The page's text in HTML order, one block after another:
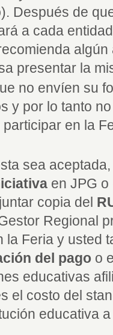
Después de
a cada
presentar la
no envíen su
y por lo tanto
en la
sea
en JPG
copia del
Regional
la Feria y usted
del pago o
educativas
el costo del
educativa